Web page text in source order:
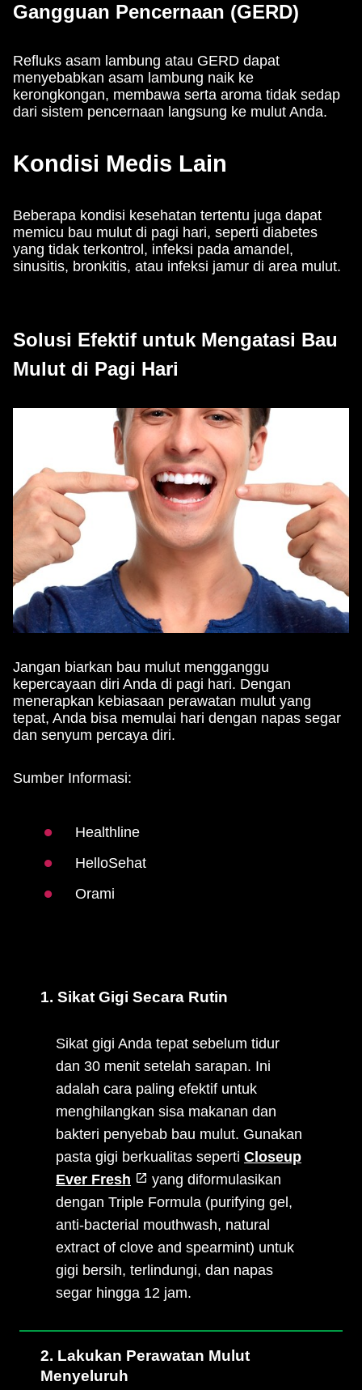
Gangguan Pencernaan (GERD)
Refluks asam lambung atau GERD dapat
menyebabkan asam lambung naik ke
kerongkongan, membawa serta aroma tidak sedap
dari sistem pencernaan langsung ke mulut Anda.
Kondisi Medis Lain
Beberapa kondisi kesehatan tertentu juga dapat
memicu bau mulut di pagi hari, seperti diabetes
yang tidak terkontrol, infeksi pada amandel,
sinusitis, bronkitis, atau infeksi jamur di area mulut.
Solusi Efektif untuk Mengatasi Bau
Mulut di Pagi Hari
Jangan biarkan bau mulut mengganggu
kepercayaan diri Anda di pagi hari. Dengan
menerapkan kebiasaan perawatan mulut yang
tepat, Anda bisa memulai hari dengan napas segar
dan senyum percaya diri.
Sumber Informasi:
Healthline
HelloSehat
Orami
1. Sikat Gigi Secara Rutin
Sikat gigi Anda tepat sebelum tidur
dan 30 menit setelah sarapan. Ini
adalah cara paling efektif untuk
menghilangkan sisa makanan dan
bakteri penyebab bau mulut. Gunakan
pasta gigi berkualitas seperti Closeup
Ever Fresh
yang diformulasikan
dengan Triple Formula (purifying gel,
anti-bacterial mouthwash, natural
extract of clove and spearmint) untuk
gigi bersih, terlindungi, dan napas
segar hingga 12 jam.
2. Lakukan Perawatan Mulut
Menyeluruh